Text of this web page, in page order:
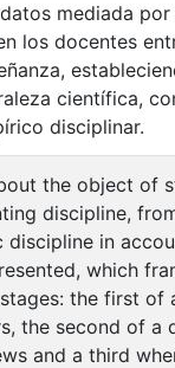
mediada
los docentes
científica,
disciplinar.
the object of
discipline,
in
which
the first
the second of
and a third